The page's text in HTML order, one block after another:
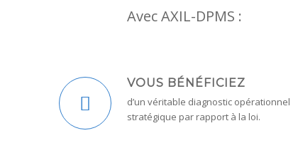
Avec AXIL-DPMS :
VOUS BÉNÉFICIEZ
d’un véritable diagnostic opérationnel
stratégique par rapport à la loi.